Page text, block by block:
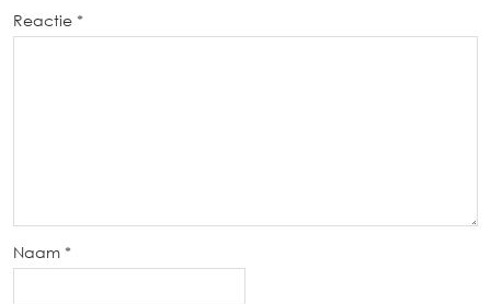
Reactie *
Naam *